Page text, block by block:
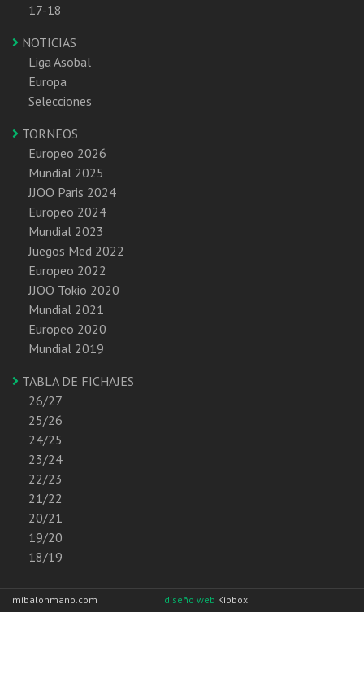
17-18
NOTICIAS
Liga Asobal
Europa
Selecciones
TORNEOS
Europeo 2026
Mundial 2025
JJOO Paris 2024
Europeo 2024
Mundial 2023
Juegos Med 2022
Europeo 2022
JJOO Tokio 2020
Mundial 2021
Europeo 2020
Mundial 2019
TABLA DE FICHAJES
26/27
25/26
24/25
23/24
22/23
21/22
20/21
19/20
18/19
mibalonmano.com diseño web Kibbox